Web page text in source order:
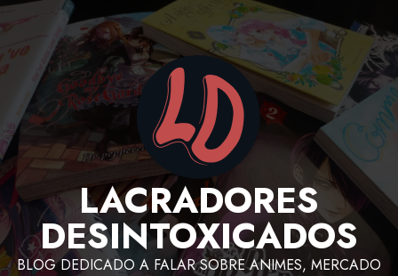
LACRADORES
DESINTOXICADOS
BLOG DEDICADO A FALAR SOBRE ANIMES, MERCADO